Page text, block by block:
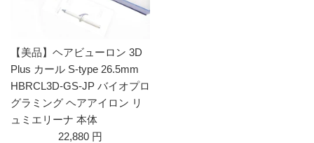
【美品】ヘアビューロン 3D
Plus カール S-type 26.5mm
HBRCL3D-GS-JP バイオプロ
グラミング ヘアアイロン リ
ュミエリーナ 本体
22,880 円